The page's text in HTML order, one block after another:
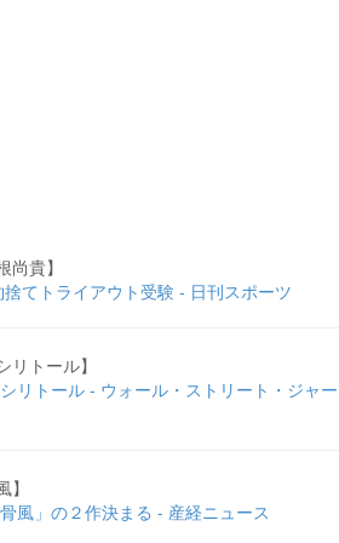
貴】
てトライアウト受験 - 日刊スポーツ
トール】
リトール - ウォール・ストリート・ジャー
風」の２作決まる - 産経ニュース